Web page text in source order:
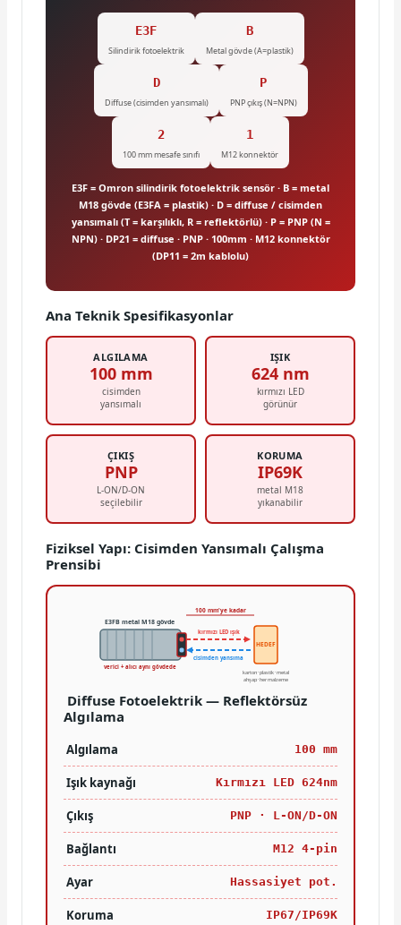
E3F
Silindirik fotoelektrik
B
Metal gövde (A=plastik)
D
Diffuse (cisimden yansımalı)
P
PNP çıkış (N=NPN)
2
100 mm mesafe sınıfı
1
M12 konnektör
E3F = Omron silindirik fotoelektrik sensör · B = metal
M18 gövde (E3FA = plastik) · D = diffuse / cisimden
yansımalı (T = karşılıklı, R = reflektörlü) · P = PNP (N =
NPN) · DP21 = diffuse · PNP · 100mm · M12 konnektör
(DP11 = 2m kablolu)
Ana Teknik Spesifikasyonlar
ALGILAMA
100 mm
cisimden
yansımalı
IŞIK
624 nm
kırmızı LED
görünür
ÇIKIŞ
PNP
L-ON/D-ON
seçilebilir
KORUMA
IP69K
metal M18
yıkanabilir
Fiziksel Yapı: Cisimden Yansımalı Çalışma
Prensibi
E3FB metal M18 gövde
verici + alıcı aynı gövdede
kırmızı LED ışık
cisimden yansıma
HEDEF
karton · plastik · metal
ahşap · her malzeme
100 mm'ye kadar
Diffuse Fotoelektrik — Reflektörsüz
Algılama
Algılama 100 mm
Işık kaynağı Kırmızı LED 624nm
Çıkış PNP · L-ON/D-ON
Bağlantı M12 4-pin
Ayar Hassasiyet pot.
Koruma IP67/IP69K